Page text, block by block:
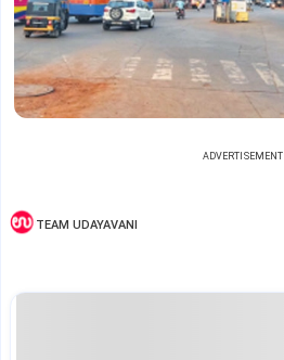
ADVERTISEMENT
TEAM UDAYAVANI